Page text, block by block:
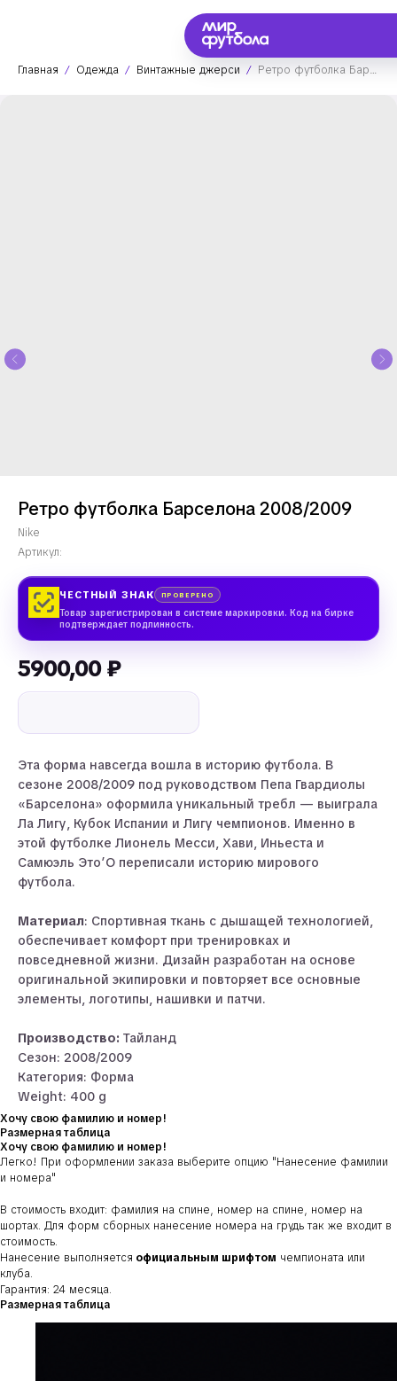
Главная Одежда Винтажные джерси Ретро футболка Барселона 2008/2009
Ретро футболка Барселона 2008/2009
Nike
Артикул:
ЧЕСТНЫЙ ЗНАК ПРОВЕРЕНО
Товар зарегистрирован в системе маркировки. Код на бирке
подтверждает подлинность.
5900,00 ₽
Эта форма навсегда вошла в историю футбола. В
сезоне 2008/2009 под руководством Пепа Гвардиолы
«Барселона» оформила уникальный требл — выиграла
Ла Лигу, Кубок Испании и Лигу чемпионов. Именно в
этой футболке Лионель Месси, Хави, Иньеста и
Самюэль Это’О переписали историю мирового
футбола.
Материал: Спортивная ткань с дышащей технологией,
обеспечивает комфорт при тренировках и
повседневной жизни. Дизайн разработан на основе
оригинальной экипировки и повторяет все основные
элементы, логотипы, нашивки и патчи.
Производство: Тайланд
Сезон: 2008/2009
Категория: Форма
Weight: 400 g
Хочу свою фамилию и номер!
Размерная таблица
Хочу свою фамилию и номер!
Легко! При оформлении заказа выберите опцию "Нанесение фамилии
и номера"
В стоимость входит: фамилия на спине, номер на спине, номер на
шортах. Для форм сборных нанесение номера на грудь так же входит в
стоимость.
Нанесение выполняется официальным шрифтом чемпионата или
клуба.
Гарантия: 24 месяца.
Размерная таблица